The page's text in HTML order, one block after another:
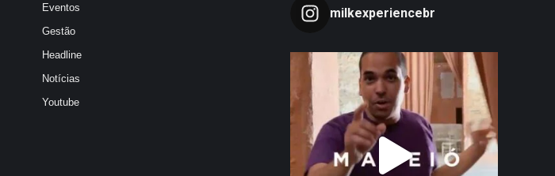
Eventos
Gestão
Headline
Notícias
Youtube
milkexperiencebr